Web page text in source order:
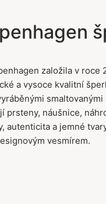
založila v roce
a vysoce kvalitní
prsteny, náušnice,
autenticita a jemné
vesmírem.